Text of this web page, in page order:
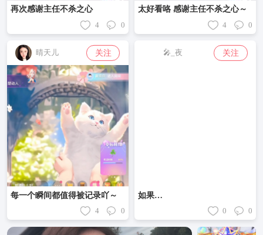
再次感谢主任不杀之心
4 0
太好看咯 感谢主任不杀之心～
4 0
晴天儿 关注
每一个瞬间都值得被记录吖～
4 0
🎤_夜 关注
如果…
0 0